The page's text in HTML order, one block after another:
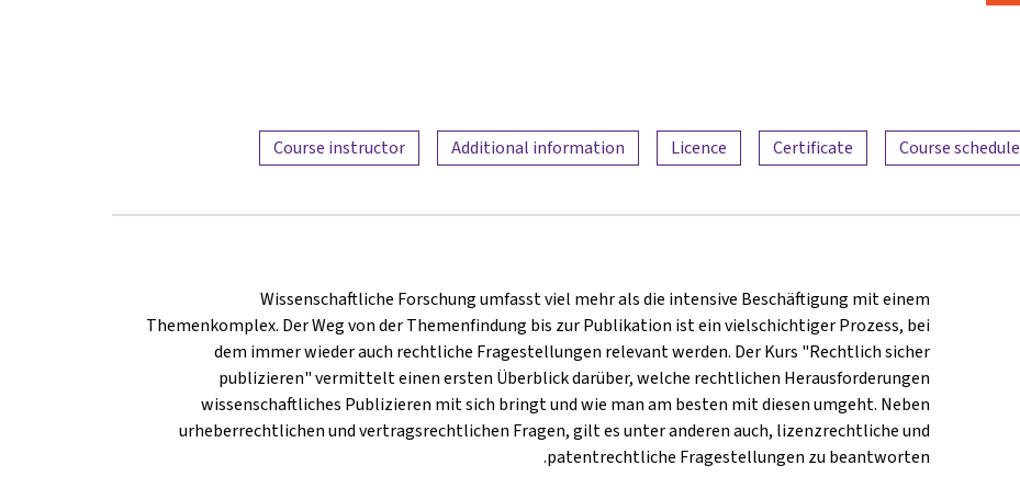
Course schedule
Certificate
Licence
Additional information
Course instructor
Wissenschaftliche Forschung umfasst viel mehr als die intensive Beschäftigung mit einem
Themenkomplex. Der Weg von der Themenfindung bis zur Publikation ist ein vielschichtiger Prozess, bei
dem immer wieder auch rechtliche Fragestellungen relevant werden. Der Kurs "Rechtlich sicher
publizieren" vermittelt einen ersten Überblick darüber, welche rechtlichen Herausforderungen
wissenschaftliches Publizieren mit sich bringt und wie man am besten mit diesen umgeht. Neben
urheberrechtlichen und vertragsrechtlichen Fragen, gilt es unter anderen auch, lizenzrechtliche und
patentrechtliche Fragestellungen zu beantworten.